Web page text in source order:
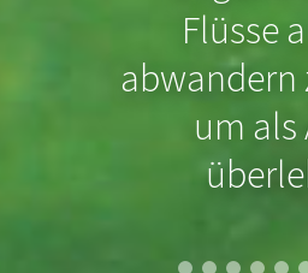
Flüsse
abwandern
um als
schon durch
Wanderung